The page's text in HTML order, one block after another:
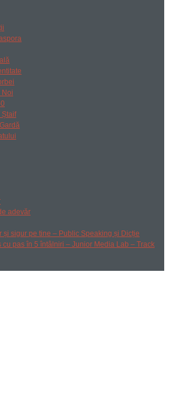
Noi
Ștaif
adevăr
și sigur pe tine – Public Speaking și Dicție
cu pas în 5 întâlniri – Junior Media Lab – Track